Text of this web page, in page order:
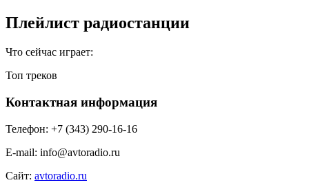
Плейлист радиостанции
Что сейчас играет:
Топ треков
Контактная информация
Телефон: +7 (343) 290-16-16
E-mail: info@avtoradio.ru
Сайт: avtoradio.ru